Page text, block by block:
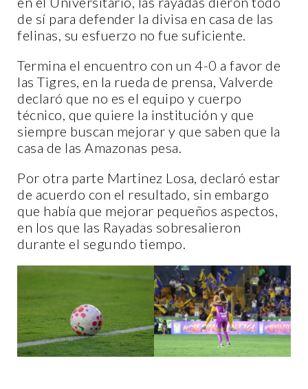
de sí para defender la divisa en casa de las
felinas, su esfuerzo no fue suficiente.
Termina el encuentro con un 4-0 a favor de
las Tigres, en la rueda de prensa, Valverde
declaró que no es el equipo y cuerpo
técnico, que quiere la institución y que
siempre buscan mejorar y que saben que la
casa de las Amazonas pesa.
Por otra parte Martinez Losa, declaró estar
de acuerdo con el resultado, sin embargo
que había que mejorar pequeños aspectos,
en los que las Rayadas sobresalieron
durante el segundo tiempo.